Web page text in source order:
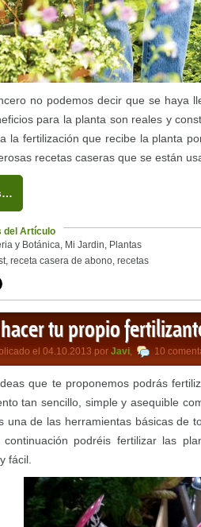
no podemos decir que se haya
para la planta son reales y
la fertilización que recibe la planta
recetas caseras que se están
del Artículo
y Botánica, Mi Jardin, Plantas
, receta casera de abono, recetas
tu propio
el 04.10.2013 por Javi, 10
que te proponemos podrás
tan sencillo, simple y asequible
una de las herramientas básicas de
podréis fertilizar las
fácil.